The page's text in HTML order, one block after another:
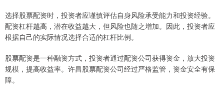
选择股票配资时，投资者应谨慎评估自身风险承受能力和投资经验。
配资杠杆越高，潜在收益越大，但风险也随之增加。因此，投资者应
根据自己的实际情况选择合适的杠杆比例。
股票配资是一种融资方式，投资者通过配资公司获得资金，放大投资
规模，提高收益率。许昌股票配资公司经过严格监管，资金安全有保
障。